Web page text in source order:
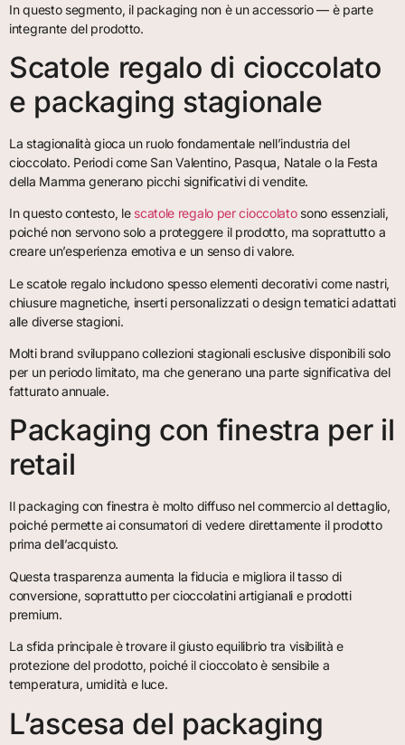
In questo segmento, il packaging non è un accessorio — è parte
integrante del prodotto.
Scatole regalo di cioccolato
e packaging stagionale
La stagionalità gioca un ruolo fondamentale nell’industria del
cioccolato. Periodi come San Valentino, Pasqua, Natale o la Festa
della Mamma generano picchi significativi di vendite.
In questo contesto, le scatole regalo per cioccolatosono essenziali,
poiché non servono solo a proteggere il prodotto, ma soprattutto a
creare un’esperienza emotiva e un senso di valore.
Le scatole regalo includono spesso elementi decorativi come nastri,
chiusure magnetiche, inserti personalizzati o design tematici adattati
alle diverse stagioni.
Molti brand sviluppano collezioni stagionali esclusive disponibili solo
per un periodo limitato, ma che generano una parte significativa del
fatturato annuale.
Packaging con finestra per il
retail
Il packaging con finestra è molto diffuso nel commercio al dettaglio,
poiché permette ai consumatori di vedere direttamente il prodotto
prima dell’acquisto.
Questa trasparenza aumenta la fiducia e migliora il tasso di
conversione, soprattutto per cioccolatini artigianali e prodotti
premium.
La sfida principale è trovare il giusto equilibrio tra visibilità e
protezione del prodotto, poiché il cioccolato è sensibile a
temperatura, umidità e luce.
L’ascesa del packaging